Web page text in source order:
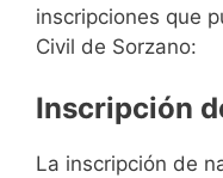
inscripciones que
Civil de Sorzano:
Inscripción
La inscripción de